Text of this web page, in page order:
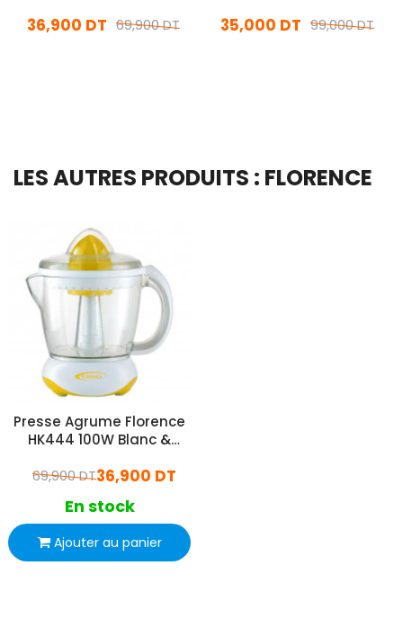
69,900 DT
36,900 DT 99,000 DT
35,000 DT
LES AUTRES PRODUITS : FLORENCE
Presse Agrume Florence
HK444 100W Blanc &
36,900 DT
69,900 DT
En stock
Ajouter au panier